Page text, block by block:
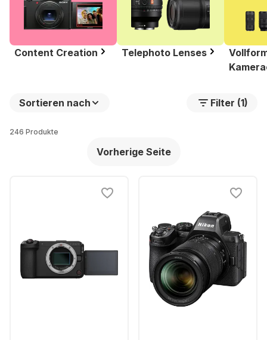
Content Creation Telephoto Lenses
Sortieren nach Filter (1)
246 Produkte
Vorherige Seite